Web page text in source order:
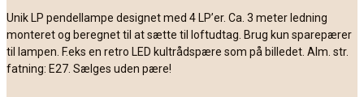
Unik LP pendellampe designet med 4 LP’er. Ca. 3 meter ledning
monteret og beregnet til at sætte til loftudtag. Brug kun sparepærer
til lampen. F.eks en retro LED kultrådspære som på billedet. Alm. str.
fatning: E27. Sælges uden pære!